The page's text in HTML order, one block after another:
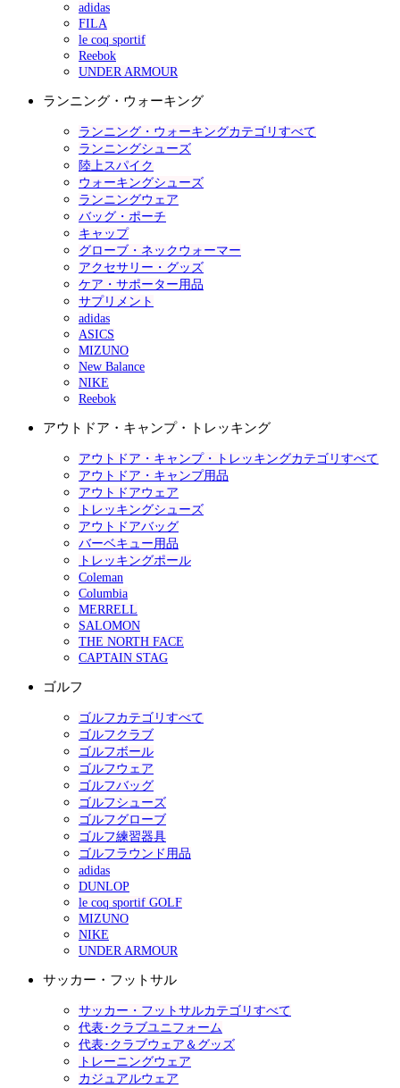
adidas
FILA
le coq sportif
Reebok
UNDER ARMOUR
ランニング・ウォーキング
ランニング・ウォーキングカテゴリすべて
ランニングシューズ
陸上スパイク
ウォーキングシューズ
ランニングウェア
バッグ・ポーチ
キャップ
グローブ・ネックウォーマー
アクセサリー・グッズ
ケア・サポーター用品
サプリメント
adidas
ASICS
MIZUNO
New Balance
NIKE
Reebok
アウトドア・キャンプ・トレッキング
アウトドア・キャンプ・トレッキングカテゴリすべて
アウトドア・キャンプ用品
アウトドアウェア
トレッキングシューズ
アウトドアバッグ
バーベキュー用品
トレッキングポール
Coleman
Columbia
MERRELL
SALOMON
THE NORTH FACE
CAPTAIN STAG
ゴルフ
ゴルフカテゴリすべて
ゴルフクラブ
ゴルフボール
ゴルフウェア
ゴルフバッグ
ゴルフシューズ
ゴルフグローブ
ゴルフ練習器具
ゴルフラウンド用品
adidas
DUNLOP
le coq sportif GOLF
MIZUNO
NIKE
UNDER ARMOUR
サッカー・フットサル
サッカー・フットサルカテゴリすべて
代表･クラブユニフォーム
代表･クラブウェア＆グッズ
トレーニングウェア
カジュアルウェア